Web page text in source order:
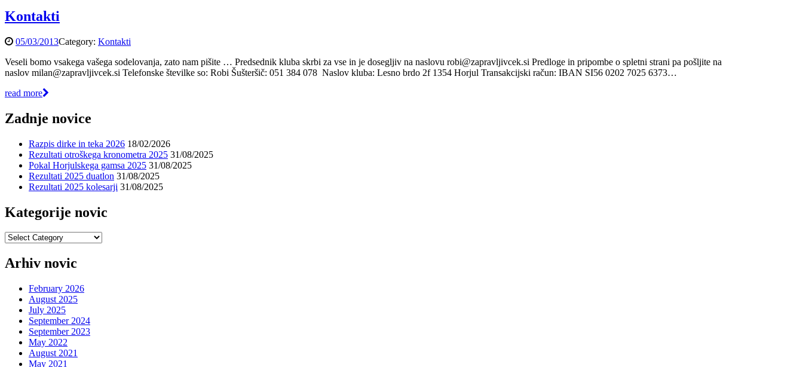
Kontakti
05/03/2013Category: Kontakti
Veseli bomo vsakega vašega sodelovanja, zato nam pišite … Predsednik kluba skrbi za vse in je dosegljiv na naslovu robi@zapravljivcek.si Predloge in pripombe o spletni strani pa pošljite na
naslov milan@zapravljivcek.si Telefonske številke so: Robi Šušteršič: 051 384 078 Naslov kluba: Lesno brdo 2f 1354 Horjul Transakcijski račun: IBAN SI56 0202 7025 6373…
read more
Zadnje novice
Razpis dirke in teka 2026 18/02/2026
Rezultati otroškega kronometra 2025 31/08/2025
Pokal Horjulskega gamsa 2025 31/08/2025
Rezultati 2025 duatlon 31/08/2025
Rezultati 2025 kolesarji 31/08/2025
Kategorije novic
Kategorije
Arhiv novic
February 2026
August 2025
July 2025
September 2024
September 2023
May 2022
August 2021
May 2021